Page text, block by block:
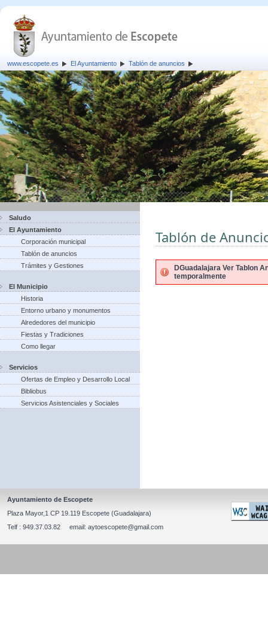
www.escopete.es El Ayuntamiento Tablón de anuncios
Saludo
El Ayuntamiento
Corporación municipal
Tablón de anuncios
Trámites y Gestiones
El Municipio
Historia
Entorno urbano y monumentos
Alrededores del municipio
Fiestas y Tradiciones
Como llegar
Servicios
Ofertas de Empleo y Desarrollo Local
Bibliobus
Servicios Asistenciales y Sociales
Tablón de
DGuadalajara Ver Tablon
temporalmente
Ayuntamiento de Escopete
Plaza Mayor,1 CP 19.119 Escopete (Guadalajara)
Telf : 949.37.03.82 email: aytoescopete@gmail.com